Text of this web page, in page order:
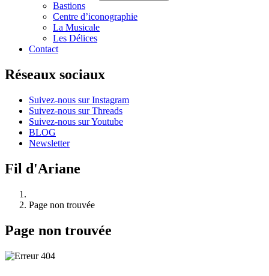
Bastions
Centre d’iconographie
La Musicale
Les Délices
Contact
Réseaux sociaux
Suivez-nous sur Instagram
Suivez-nous sur Threads
Suivez-nous sur Youtube
BLOG
Newsletter
Fil d'Ariane
Page non trouvée
Page non trouvée